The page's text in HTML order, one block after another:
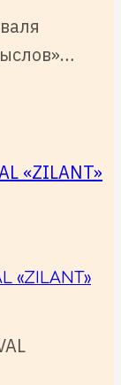
«ZILANT»